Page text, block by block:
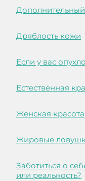
Дряблость кожи
Если у вас
Естественная
Женская красота
Жировые
Заботиться о
или реальность?